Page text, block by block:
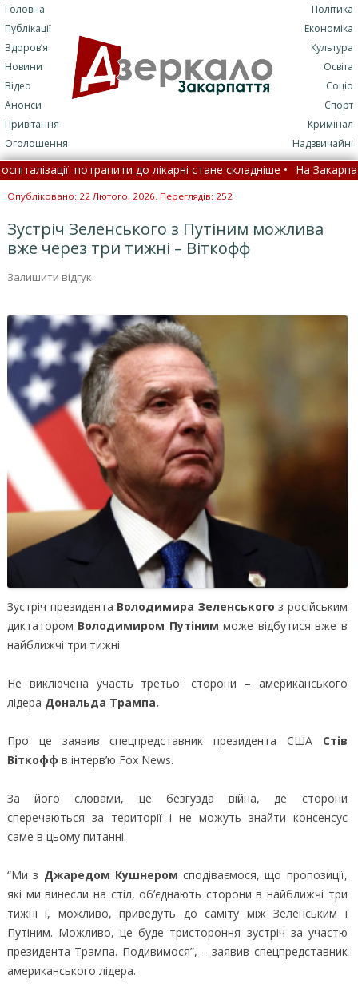
Головна
Публікації
Здоров’я
Новини
Відео
Анонси
Привітання
Оголошення
Політика
Економіка
Культура
Освіта
Соціо
Спорт
Кримінал
Надзвичайні
потрапити до лікарні стане складніше • На Закарпатті
сумна звістка (ФОТО) •
Опубліковано: 22 Лютого, 2026. Переглядів: 252
Зустріч Зеленського з Путіним можлива
вже через три тижні – Віткофф
Залишити відгук
Зустріч президента Володимира Зеленського з російським
диктатором Володимиром Путіним може відбутися вже в
найближчі три тижні.
Не виключена участь третьої сторони – американського
лідера Дональда Трампа.
Про це заявив спецпредставник президента США Стів
Віткофф в інтерв’ю Fox News.
За його словами, це безгузда війна, де сторони
сперечаються за території і не можуть знайти консенсус
саме в цьому питанні.
“Ми з Джаредом Кушнером сподіваємося, що пропозиції,
які ми винесли на стіл, об’єднають сторони в найближчі три
тижні і, можливо, приведуть до саміту між Зеленським і
Путіним. Можливо, це буде тристороння зустріч за участю
президента Трампа. Подивимося”, – заявив спецпредставник
американського лідера.